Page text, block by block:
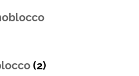
(2)